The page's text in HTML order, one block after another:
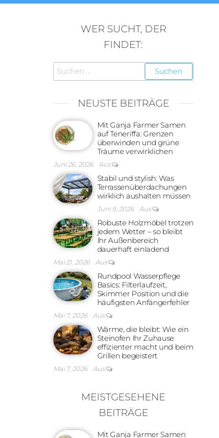
WER SUCHT, DER
FINDET:
Suchen
nach:
NEUSTE BEITRÄGE
Mit Ganja Farmer Samen
auf Teneriffa: Grenzen
überwinden und grüne
Träume verwirklichen
Juni 26, 2026 Aus
Stabil und stylish: Was
Terrassenüberdachungen
wirklich aushalten müssen
Juni 9, 2026 Aus
Robuste Holzmöbel trotzen
jedem Wetter – so bleibt
Ihr Außenbereich
dauerhaft einladend
Mai 21, 2026 Aus
Rundpool Wasserpflege
Basics: Filterlaufzeit,
Skimmer Position und die
häufigsten Anfängerfehler
Mai 7, 2026 Aus
Wärme, die bleibt: Wie ein
Steinofen Ihr Zuhause
effizienter macht und beim
Grillen begeistert
Mai 7, 2026 Aus
MEISTGESEHENE
BEITRÄGE
Mit Ganja Farmer Samen